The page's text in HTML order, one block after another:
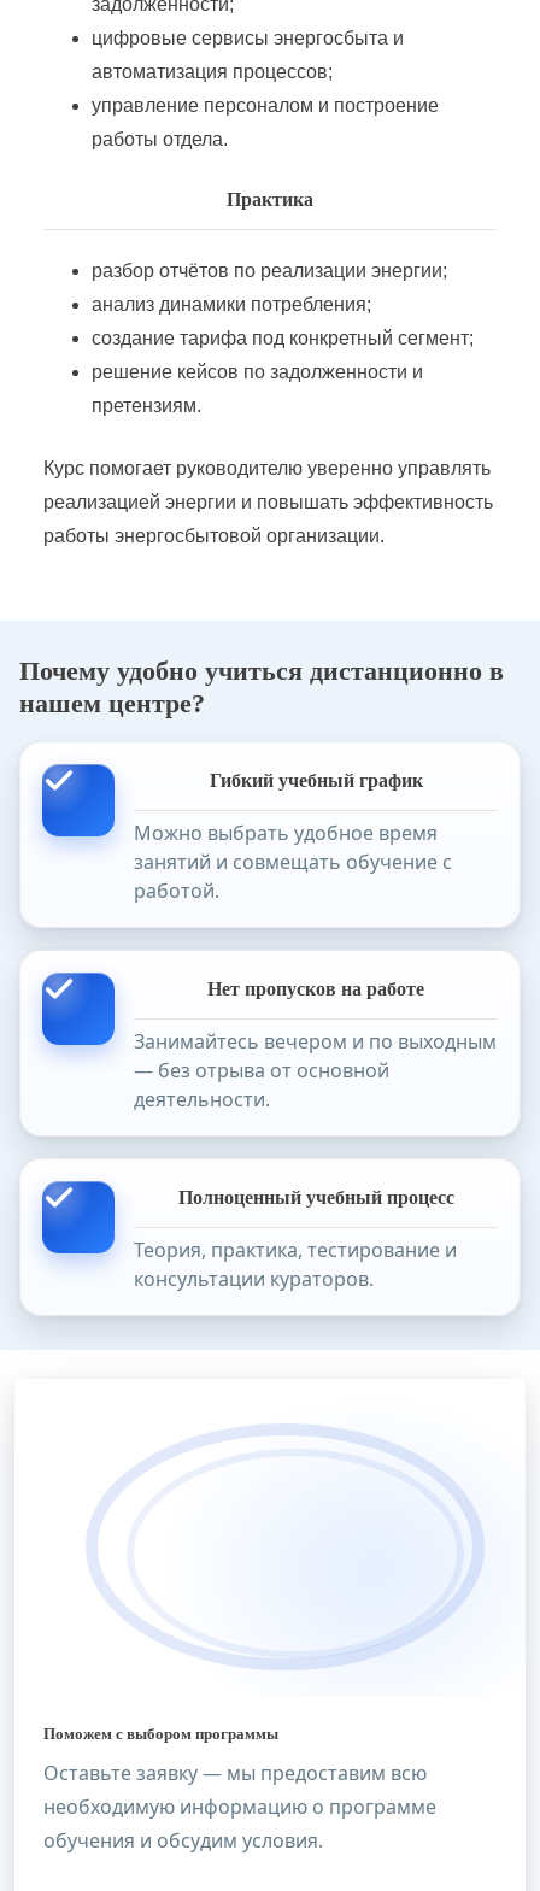
задолженности;
цифровые сервисы энергосбыта и
автоматизация процессов;
управление персоналом и построение
работы отдела.
Практика
разбор отчётов по реализации энергии;
анализ динамики потребления;
создание тарифа под конкретный сегмент;
решение кейсов по задолженности и
претензиям.
Курс помогает руководителю уверенно управлять
реализацией энергии и повышать эффективность
работы энергосбытовой организации.
Почему удобно учиться дистанционно в
нашем центре?
Гибкий учебный график
Можно выбрать удобное время
занятий и совмещать обучение с
работой.
Нет пропусков на работе
Занимайтесь вечером и по выходным
— без отрыва от основной
деятельности.
Полноценный учебный процесс
Теория, практика, тестирование и
консультации кураторов.
Поможем с выбором программы
Оставьте заявку — мы предоставим всю
необходимую информацию о программе
обучения и обсудим условия.